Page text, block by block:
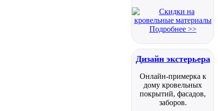
Подробнее >>
Дизайн экстерьера
Онлайн-примерка к
дому кровельных
покрытий, фасадов,
заборов.